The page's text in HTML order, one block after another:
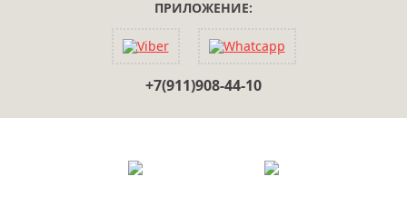
ПРИЛОЖЕНИЕ:
+7(911)908-44-10